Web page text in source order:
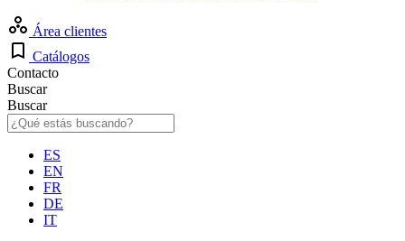
Área clientes
Catálogos
Contacto
Buscar
Buscar
ES
EN
FR
DE
IT